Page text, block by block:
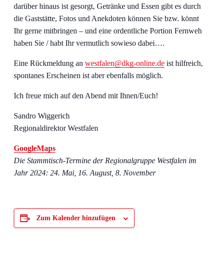
darüber hinaus ist gesorgt, Getränke und Essen gibt es durch
die Gaststätte, Fotos und Anekdoten können Sie bzw. könnt
Ihr gerne mitbringen – und eine ordentliche Portion Fernweh
haben Sie / habt Ihr vermutlich sowieso dabei….
Eine Rückmeldung an westfalen@dkg-online.de ist hilfreich,
spontanes Erscheinen ist aber ebenfalls möglich.
Ich freue mich auf den Abend mit Ihnen/Euch!
Sandro Wiggerich
Regionaldirektor Westfalen
GoogleMaps
Die Stammtisch-Termine der Regionalgruppe Westfalen im
Jahr 2024: 24. Mai, 16. August, 8. November
Zum Kalender hinzufügen